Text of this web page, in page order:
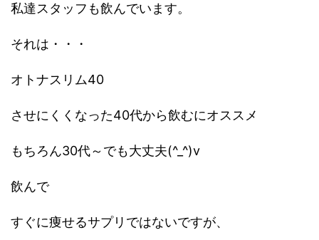
私達スタッフも飲んでいます。
それは・・・
オトナスリム40
させにくくなった40代から飲むにオススメ
もちろん30代～でも大丈夫(^_^)v
飲んで
すぐに痩せるサプリではないですが、